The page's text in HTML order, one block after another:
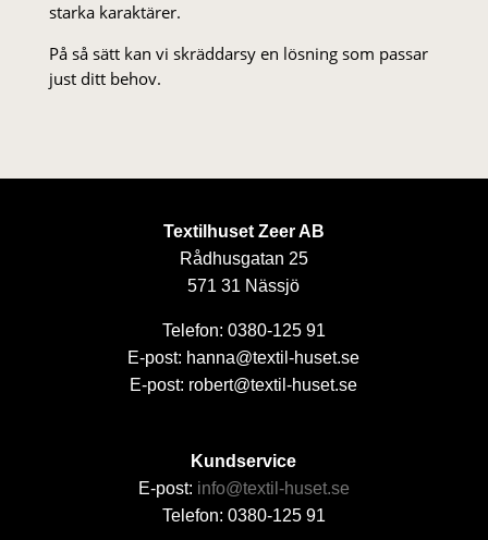
starka karaktärer.
På så sätt kan vi skräddarsy en lösning som passar
just ditt behov.
Textilhuset Zeer AB
Rådhusgatan 25
571 31 Nässjö
Telefon: 0380-125 91
E-post: hanna@textil-huset.se
E-post: robert@textil-huset.se
Kundservice
E-post: info@textil-huset.se
Telefon: 0380-125 91